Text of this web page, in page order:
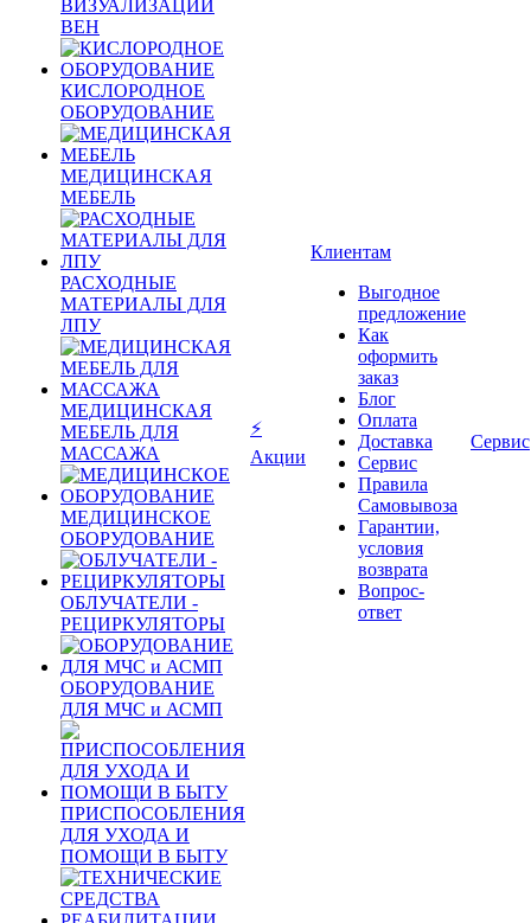
ВИЗУАЛИЗАЦИИ
ВЕН
КИСЛОРОДНОЕ
ОБОРУДОВАНИЕ
МЕДИЦИНСКАЯ
МЕБЕЛЬ
РАСХОДНЫЕ
МАТЕРИАЛЫ ДЛЯ
ЛПУ
МЕДИЦИНСКАЯ
МЕБЕЛЬ ДЛЯ
МАССАЖА
МЕДИЦИНСКОЕ
ОБОРУДОВАНИЕ
ОБЛУЧАТЕЛИ -
РЕЦИРКУЛЯТОРЫ
ОБОРУДОВАНИЕ
ДЛЯ МЧС и АСМП
ПРИСПОСОБЛЕНИЯ
ДЛЯ УХОДА И
ПОМОЩИ В БЫТУ
⚡
Акции
Клиентам
Выгодное
предложение
Как
оформить
заказ
Блог
Оплата
Доставка
Сервис
Правила
Самовывоза
Гарантии,
условия
возврата
Вопрос-
ответ
Сервис